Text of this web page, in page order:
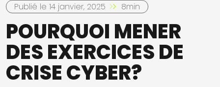
Publié le 14 janvier, 2025 8min
POURQUOI MENER
DES EXERCICES DE
CRISE CYBER?